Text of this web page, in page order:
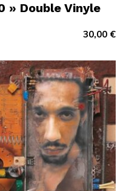
» Double Vinyle
30,00 €